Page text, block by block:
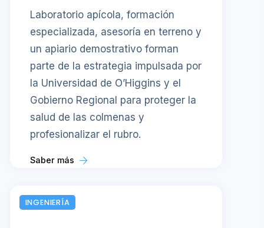
Laboratorio apícola, formación
especializada, asesoría en terreno y
un apiario demostrativo forman
parte de la estrategia impulsada por
la Universidad de O’Higgins y el
Gobierno Regional para proteger la
salud de las colmenas y
profesionalizar el rubro.
Saber más
INGENIERÍA